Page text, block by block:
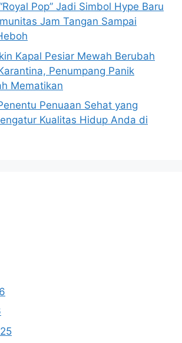
Pop” Jadi Simbol Hype Baru
Jam Tangan Sampai
Kapal Pesiar Mewah Berubah
Penumpang Panik
Mematikan
Penuaan Sehat yang
Kualitas Hidup Anda di